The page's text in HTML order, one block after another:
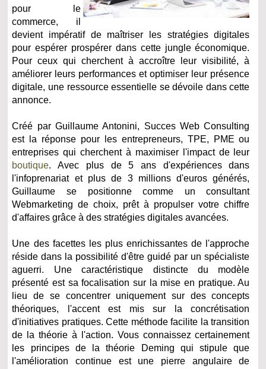
pour le
commerce, il
devient impératif de maîtriser les stratégies digitales
pour espérer prospérer dans cette jungle économique.
Pour ceux qui cherchent à accroître leur visibilité, à
améliorer leurs performances et optimiser leur présence
digitale, une ressource essentielle se dévoile dans cette
annonce.
Créé par Guillaume Antonini, Succes Web Consulting
est la réponse pour les entrepreneurs, TPE, PME ou
entreprises qui cherchent à maximiser l'impact de leur
boutique. Avec plus de 5 ans d'expériences dans
l'infoprenariat et plus de 3 millions d'euros générés,
Guillaume se positionne comme un consultant
Webmarketing de choix, prêt à propulser votre chiffre
d'affaires grâce à des stratégies digitales avancées.
Une des facettes les plus enrichissantes de l'approche
réside dans la possibilité d'être guidé par un spécialiste
aguerri. Une caractéristique distincte du modèle
présenté est sa focalisation sur la mise en pratique. Au
lieu de se concentrer uniquement sur des concepts
théoriques, l'accent est mis sur la concrétisation
d'initiatives pratiques. Cette méthode facilite la transition
de la théorie à l'action. Vous connaissez certainement
les principes de la théorie Deming qui stipule que
l'amélioration continue est une pierre angulaire de